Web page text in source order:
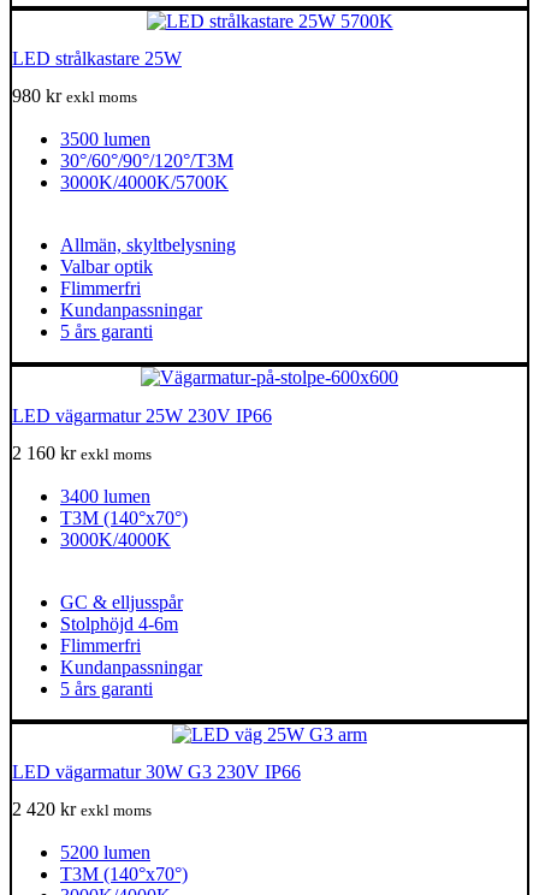
LED strålkastare 25W
980 kr exkl moms
3500 lumen
30°/60°/90°/120°/T3M
3000K/4000K/5700K
Allmän, skyltbelysning
Valbar optik
Flimmerfri
Kundanpassningar
5 års garanti
LED vägarmatur 25W 230V IP66
2 160 kr exkl moms
3400 lumen
T3M (140°x70°)
3000K/4000K
GC & elljusspår
Stolphöjd 4-6m
Flimmerfri
Kundanpassningar
5 års garanti
LED vägarmatur 30W G3 230V IP66
2 420 kr exkl moms
5200 lumen
T3M (140°x70°)